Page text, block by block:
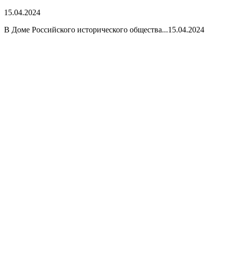
15.04.2024
В Доме Российского исторического общества...15.04.2024